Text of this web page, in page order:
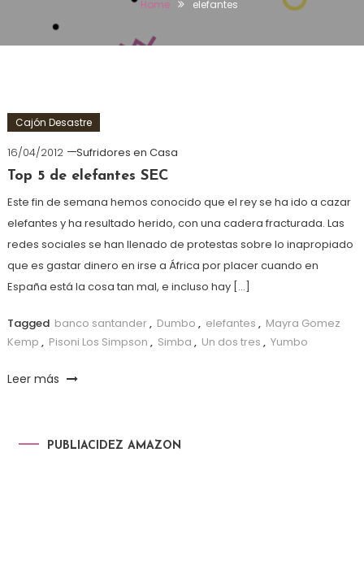
Home elefantes
Cajón Desastre
16/04/2012
Sufridores en Casa
Top 5 de elefantes SEC
Este fin de semana hemos conocido que el rey se ha ido a cazar
elefantes y ha resultado herido, con una cadera fracturada. Las
redes sociales se han llenado de protestas sobre lo inapropiado
que es gastar dinero en irse a África por placer cuando en
España está la cosa tan mal, e incluso hay […]
Tagged banco santander, Dumbo , elefantes , Mayra Gomez
Kemp , Pisoni Los Simpson , Simba , Un dos tres , Yumbo
Leer más
PUBLIACIDEZ AMAZON